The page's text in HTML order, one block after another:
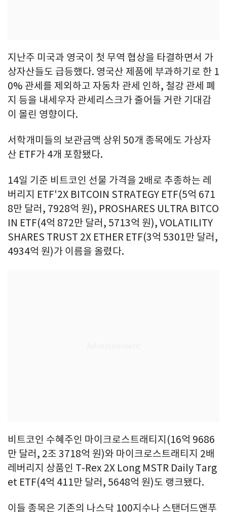
지난주 미국과 영국이 첫 무역 협상을 타결하면서 가
상자산들도 급등했다. 영국산 제품에 부과하기로 한 1
0% 관세를 제외하고 자동차 관세 인하, 철강 관세 폐
지 등을 내세우자 관세리스크가 줄어들 거란 기대감
이 몰린 영향이다.
서학개미들의 보관금액 상위 50개 종목에도 가상자
산 ETF가 4개 포함됐다.
14일 기준 비트코인 선물 가격을 2배로 추종하는 레
버리지 ETF'2X BITCOIN STRATEGY ETF(5억 671
8만 달러, 7928억 원), PROSHARES ULTRA BITCO
IN ETF(4억 872만 달러, 5713억 원), VOLATILITY
SHARES TRUST 2X ETHER ETF(3억 5301만 달러,
4934억 원)가 이름을 올렸다.
비트코인 수혜주인 마이크로스트래티지(16억 9686
만 달러, 2조 3718억 원)와 마이크로스트래티지 2배
레버리지 상품인 T-Rex 2X Long MSTR Daily Targ
et ETF(4억 411만 달러, 5648억 원)도 랭크됐다.
이들 종목은 기존의 나스닥 100지수나 스탠더드앤푸